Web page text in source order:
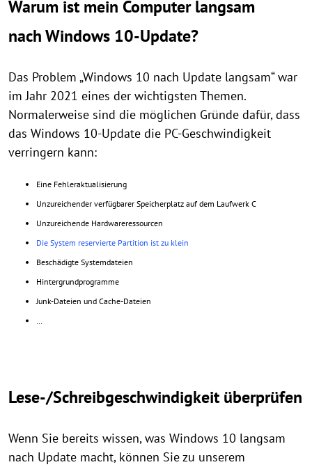
Warum ist mein Computer langsam
nach Windows 10-Update?
Das Problem „Windows 10 nach Update langsam“ war
im Jahr 2021 eines der wichtigsten Themen.
Normalerweise sind die möglichen Gründe dafür, dass
das Windows 10-Update die PC-Geschwindigkeit
verringern kann:
Eine Fehleraktualisierung
Unzureichender verfügbarer Speicherplatz auf dem Laufwerk C
Unzureichende Hardwareressourcen
Die System reservierte Partition ist zu klein
Beschädigte Systemdateien
Hintergrundprogramme
Junk-Dateien und Cache-Dateien
…
Lese-/Schreibgeschwindigkeit überprüfen
Wenn Sie bereits wissen, was Windows 10 langsam
nach Update macht, können Sie zu unserem